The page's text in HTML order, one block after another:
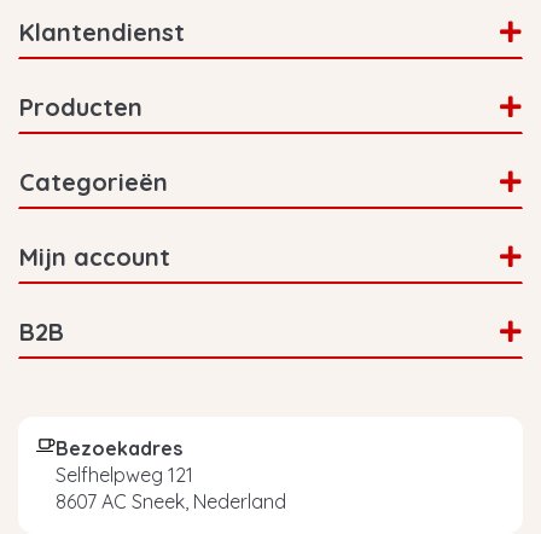
Klantendienst
Producten
Categorieën
Mijn account
B2B
Bezoekadres
Selfhelpweg 121
8607 AC Sneek, Nederland